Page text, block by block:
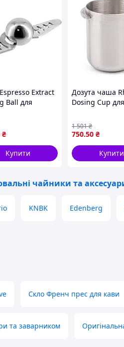
Extract
Ball для
₴
Купити
Дозута чаша
Dosing Cup
750.50 ₴
1 501₴
Купити
чайники та
KNBK Edenberg
Скло Френч прес для кави
та заварником